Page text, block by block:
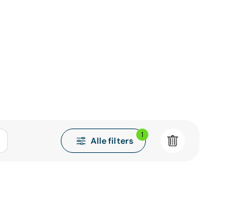
Alle filters
1